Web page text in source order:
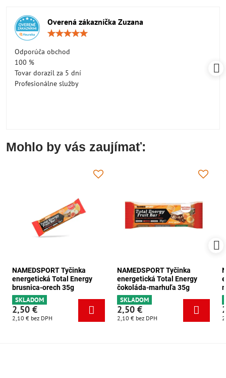
Overená zákazníčka Zuzana
Odporúča obchod
100 %
Tovar dorazil za 5 dní
Profesionálne služby
Mohlo by vás zaujímať:
NAMEDSPORT Tyčinka
energetická Total Energy
brusnica-orech 35g
SKLADOM
2,50 €
2,10 € bez DPH
NAMEDSPORT Tyčinka
energetická Total Energy
čokoláda-marhuľa 35g
SKLADOM
2,50 €
2,10 € bez DPH